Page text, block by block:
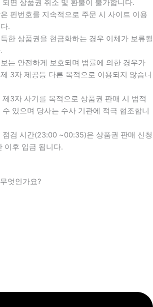
되면 상품권 취소 및 환불이 불가합니다.
핀번호를 지속적으로 주문 시 사이트 이용
.
한 상품권을 현금화하는 경우 이체가 보류될
는 안전하게 보호되며 법률에 의한 경우가
3자 제공등 다른 목적으로 이용되지 않습니
제3자 사기를 목적으로 상품권 판매 시 법적
수 있으며 당사는 수사 기관에 적극 협조합니
점검 시간(23:00 ~00:35)은 상품권 판매 신청
이후 입금 됩니다.
엇인가요?